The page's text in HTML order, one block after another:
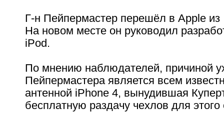
Г-н Пейпермастер перешёл в Apple из
На новом месте он руководил
iPod.
По мнению наблюдателей, причиной
Пейпермастера является всем
антенной iPhone 4, вынудившая
бесплатную раздачу чехлов для